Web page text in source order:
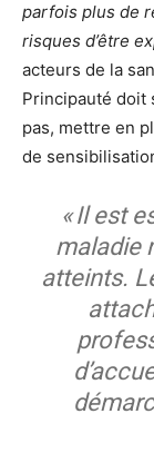
parfois plus de
risques d’être
acteurs de la
Principauté doit
pas, mettre en
de
« Il est
maladie
atteints.